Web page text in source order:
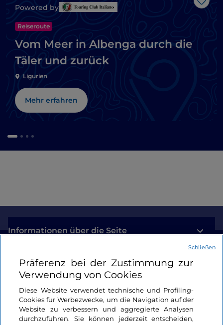
Like
Powered by
Reiseroute
Vom Meer in Albenga durch die
Täler und zurück
Ligurien
Mehr erfahren
Informationen über die Seite
Nützliche Links
Login
Bleiben wir in Kontakt
Präferenz bei der Zustimmung zur
Verwendung von Cookies
Diese Website verwendet technische und Profiling-
Cookies für Werbezwecke, um die Navigation auf der
Website zu verbessern und aggregierte Analysen
durchzuführen. Sie können jederzeit entscheiden,
Schließen